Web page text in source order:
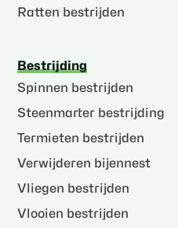
Ratten bestrijden
Bestrijding
Spinnen bestrijden
Steenmarter bestrijding
Termieten bestrijden
Verwijderen bijennest
Vliegen bestrijden
Vlooien bestrijden